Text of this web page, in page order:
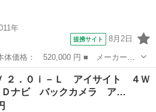
年
提携サイト 8月2日
ィツーリングワゴン ■ グレード
ボ 保証付 事故無 社外メモリー
２．０ｉ－Ｌ アイサイト ４Ｗ
Ｄナビ バックカメラ ア…